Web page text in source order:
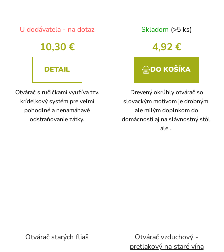
U dodávateľa - na dotaz
10,30 €
DETAIL
Otvárač s ručičkami využíva tzv.
krídelkový systém pre veľmi
pohodlné a nenamáhavé
odstraňovanie zátky.
Skladom (>5 ks)
4,92 €
DO KOŠÍKA
Drevený okrúhly otvárač so
slovackým motívom je drobným,
ale milým doplnkom do
domácnosti aj na slávnostný stôl,
ale...
Otvárač starých fliaš
Otvárač vzduchový -
pretlakový na staré vína